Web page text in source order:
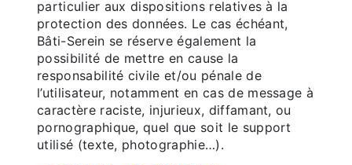
particulier aux dispositions relatives à la
protection des données. Le cas échéant,
Bâti-Serein se réserve également la
possibilité de mettre en cause la
responsabilité civile et/ou pénale de
l’utilisateur, notamment en cas de message à
caractère raciste, injurieux, diffamant, ou
pornographique, quel que soit le support
utilisé (texte, photographie…).